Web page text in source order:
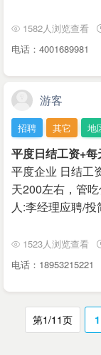
1582人浏览查看
电话：4001689981
游客
招聘 其它 地
平度日结工资+
平度企业 日结工
天200左右，管
人:李经理应聘/
1523人浏览查看
电话：18953215221
第1/11页 1